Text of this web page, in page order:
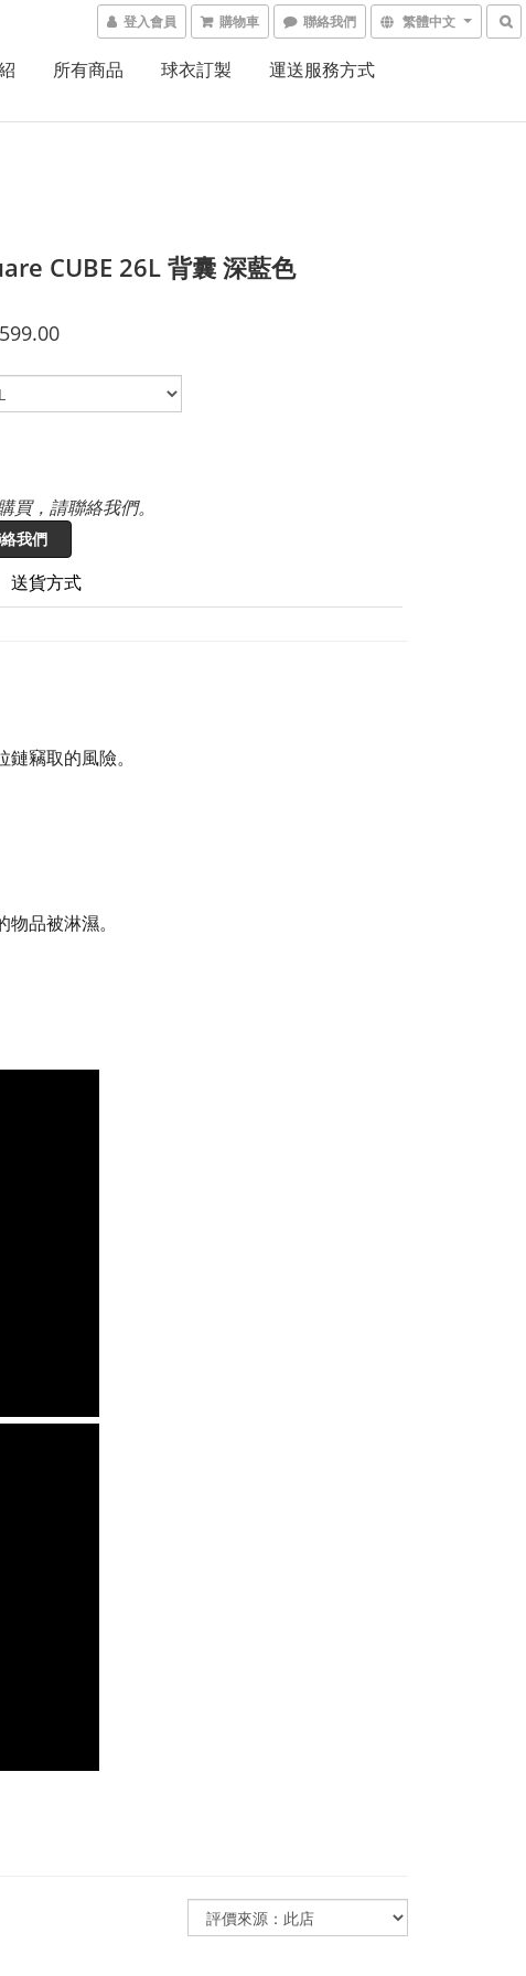
登入會員 購物車 聯絡我們 繁體中文
所有商品 球衣訂製 運送服務方式
CUBE 26L 背囊 深藍色
買，請聯絡我們。
我們
送貨方式
鏈竊取的風險。
物品被淋濕。